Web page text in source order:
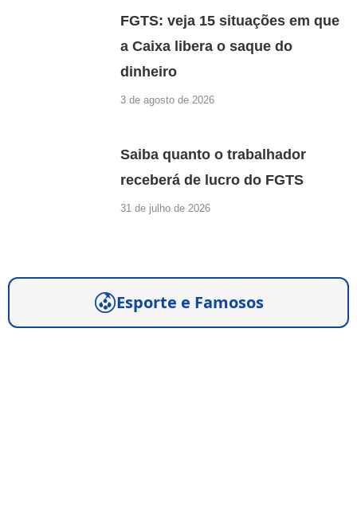
FGTS: veja 15 situações em que
a Caixa libera o saque do
dinheiro
3 de agosto de 2026
Saiba quanto o trabalhador
receberá de lucro do FGTS
31 de julho de 2026
Esporte e Famosos